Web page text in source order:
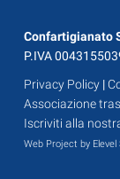
Confartigianato
P.IVA
Privacy Policy |
Associazione
Iscriviti alla
Web Project by Elevel